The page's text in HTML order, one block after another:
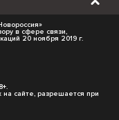
в сфере связи,
20 ноября 2019 г.
сайте, разрешается при